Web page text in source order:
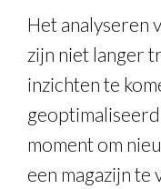
Het analyseren
zijn niet langer
inzichten te
moment om
een magazijn te